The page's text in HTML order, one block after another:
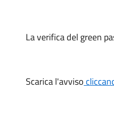
La verifica del green
Scarica l'avviso